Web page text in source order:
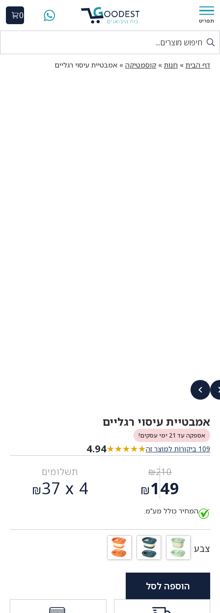
תפריט
0
דף הבית » חנות » קוסמטיקה » אמבטיית עיסוי רגליים
אמבטיית עיסוי רגליים
אספקה עד 21 ימי עסקים!
109 ביקורות למוצר זה ★★★★★
★★★★★
4.94
₪210
המחיר
המקורי
היה:
₪149
הנוכחי
הוא:
₪149.
תשלומים
4 x
₪37
המחיר כולל מע"מ.
צבע
הוספה לסל